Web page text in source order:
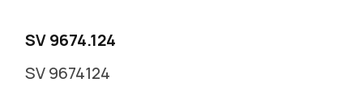
SV 9674.124
SV 9674124